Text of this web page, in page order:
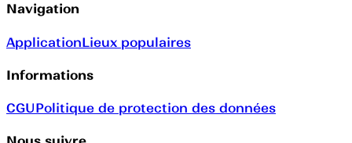
Navigation
ApplicationLieux populaires
Informations
CGUPolitique de protection des données